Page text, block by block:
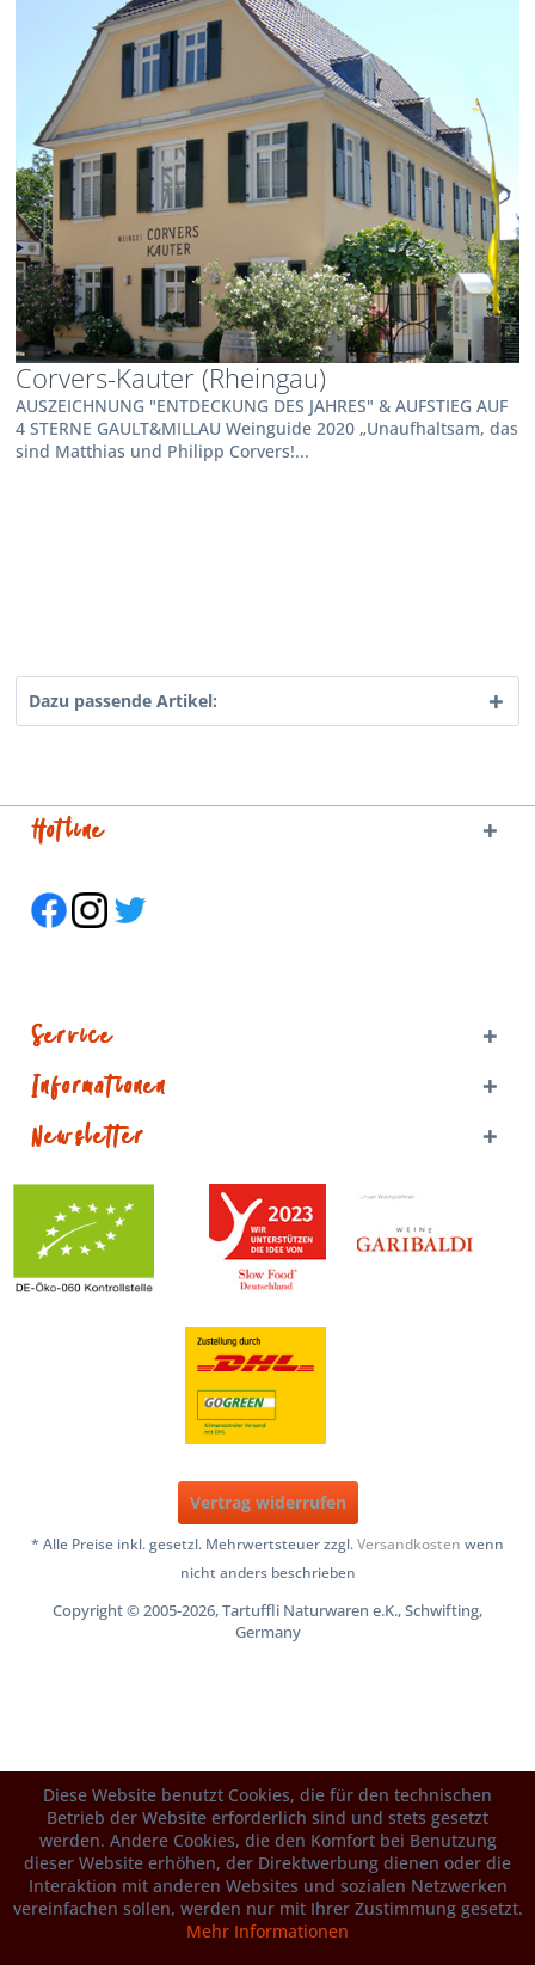
Corvers-Kauter (Rheingau)
AUSZEICHNUNG "ENTDECKUNG DES JAHRES" & AUFSTIEG AUF
4 STERNE GAULT&MILLAU Weinguide 2020 „Unaufhaltsam, das
sind Matthias und Philipp Corvers!...
Dazu passende Artikel:
Hotline
Service
Informationen
Newsletter
Vertrag widerrufen
* Alle Preise inkl. gesetzl. Mehrwertsteuer zzgl.Versandkosten wenn
nicht anders beschrieben
Copyright © 2005-2026, Tartuffli Naturwaren e.K., Schwifting,
Germany
Diese Website benutzt Cookies, die für den technischen
Betrieb der Website erforderlich sind und stets gesetzt
werden. Andere Cookies, die den Komfort bei Benutzung
dieser Website erhöhen, der Direktwerbung dienen oder die
Interaktion mit anderen Websites und sozialen Netzwerken
vereinfachen sollen, werden nur mit Ihrer Zustimmung gesetzt.
Mehr Informationen